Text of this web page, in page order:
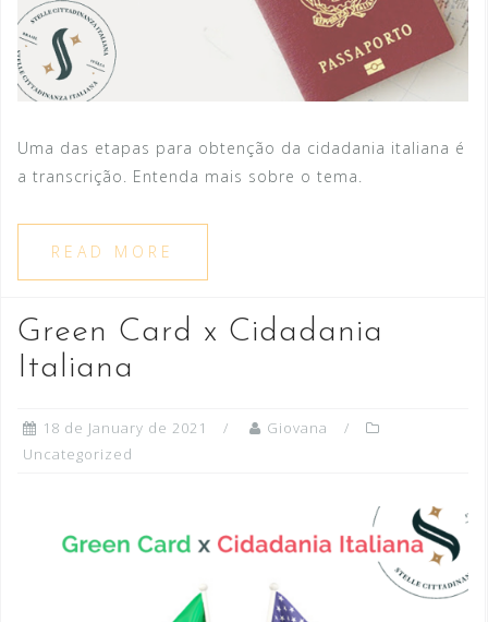
Uma das etapas para obtenção da cidadania italiana é
a transcrição. Entenda mais sobre o tema.
READ MORE
Green Card x Cidadania
Italiana
18 de January de 2021
Giovana
Uncategorized